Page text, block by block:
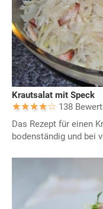
Krautsalat mit Speck
138
Das Rezept für einen
bodenständig und bei